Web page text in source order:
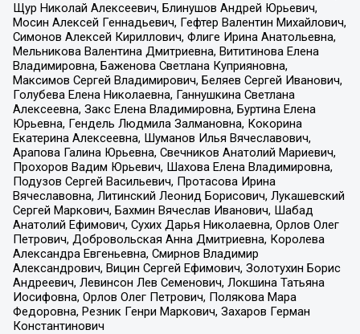
Щур Николай Алексеевич, Блинушов Андрей Юрьевич,
Мосин Алексей Геннадьевич, Гефтер Валентин Михайлович,
Симонов Алексей Кириллович, Флиге Ирина Анатольевна,
Мельникова Валентина Дмитриевна, Вититинова Елена
Владимировна, Баженова Светлана Куприяновна,
Максимов Сергей Владимирович, Беляев Сергей Иванович,
Голубева Елена Николаевна, Ганнушкина Светлана
Алексеевна, Закс Елена Владимировна, Буртина Елена
Юрьевна, Гендель Людмила Залмановна, Кокорина
Екатерина Алексеевна, Шуманов Илья Вячеславович,
Арапова Галина Юрьевна, Свечников Анатолий Мариевич,
Прохоров Вадим Юрьевич, Шахова Елена Владимировна,
Подузов Сергей Васильевич, Протасова Ирина
Вячеславовна, Литинский Леонид Борисович, Лукашевский
Сергей Маркович, Бахмин Вячеслав Иванович, Шабад
Анатолий Ефимович, Сухих Дарья Николаевна, Орлов Олег
Петрович, Добровольская Анна Дмитриевна, Королева
Александра Евгеньевна, Смирнов Владимир
Александрович, Вицин Сергей Ефимович, Золотухин Борис
Андреевич, Левинсон Лев Семенович, Локшина Татьяна
Иосифовна, Орлов Олег Петрович, Полякова Мара
Федоровна, Резник Генри Маркович, Захаров Герман
Константинович